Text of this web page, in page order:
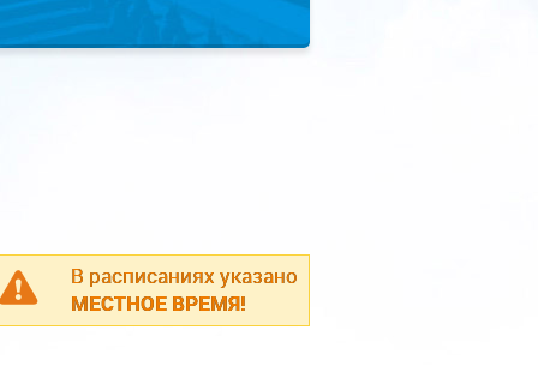
В расписаниях указано
МЕСТНОЕ ВРЕМЯ!